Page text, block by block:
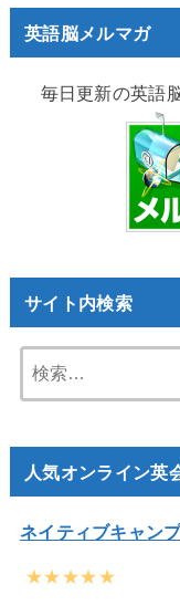
英語脳メルマガ
毎日更新の英語
サイト内検索
人気オンライン英
ネイティブキャン
★★★★★